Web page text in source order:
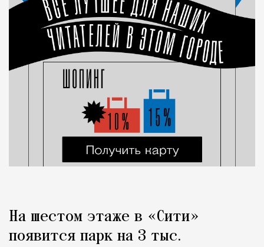
На шестом этаже в «Сити»
появится парк на 3 тыс.